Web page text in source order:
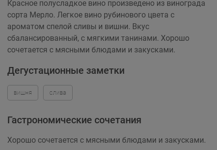
Красное полусладкое вино произведено из винограда
сорта Мерло. Легкое вино рубинового цвета с
ароматом спелой сливы и вишни. Вкус
сбалансированный, с мягкими танинами. Хорошо
сочетается с мясными блюдами и закусками.
Дегустационные заметки
вишня слива
Гастрономические сочетания
Хорошо сочетается с мясными блюдами и закусками.